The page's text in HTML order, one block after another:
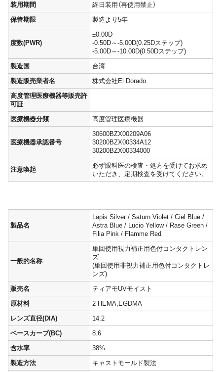
装用期間
終日装用（再使用禁止）
保管期限
製造より5年
度数(PWR)
±0.00D
-0.50D～-5.00D(0.25Dステップ)
-5.00D～-10.00D(0.50Dステップ)
製造国
台湾
製造販売業者名
株式会社El Dorado
高度管理医療機器等販売許
可証
医療機器分類
高度管理医療機器
医療機器承認番号
30600BZX00209A06
30200BZX00334A12
30200BZX00334000
注意喚起
必ず眼科医の検査・処方を受けてお求め
いただき、定期検査を受けてください。
製品名
Lapis Silver / Saturn Violet / Ciel Blue /
Astra Blue / Lucio Yellow / Rase Green /
Filia Pink / Flamme Red
一般的名称
単回使用視力補正用色付コンタクトレン
ズ
(単回使用非視力補正用色付コンタクトレ
ンズ)
販売名
ティアモUVモイスト
原材料
2-HEMA,EGDMA
レンズ直径(DIA)
14.2
ベースカーブ(BC)
8.6
含水率
38%
製造方法
キャストモールド製法